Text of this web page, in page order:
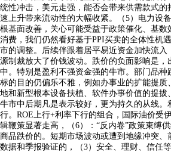
统性冲击，美元走强，能否会带来供需款式
速上升带来流动性的大幅收紧。（5）电力设
根基面改善，关心可能受益于政策催化、基
消费，我们仍然看好基于PPI买卖的全体性机
市的调整。后续伴跟着居平易近资金加快流
源制裁放大了价钱波动。跌价的负面影响是，
中。特别是盈利不强资金强的牛市。部门品
标的目的仍偏乐不雅，例如办事业的扩能提质
地和新型根本设备扶植、软件办事价值的提
牛市中后期凡是表示较好，更为持久的从线。
行。ROE上行+利率下行的组合，国际油价受
辑鞭策显著走高，（6）：“反内卷”政策束缚
商品跌价的。短期市场波动或遭到地缘冲突
数据和季报验证的，（3）安全、理财、信任